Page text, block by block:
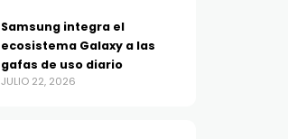
Samsung integra el
ecosistema Galaxy a las
gafas de uso diario
JULIO 22, 2026